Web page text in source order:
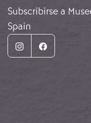
Subscribirse a
Spain
InstagramFacebook